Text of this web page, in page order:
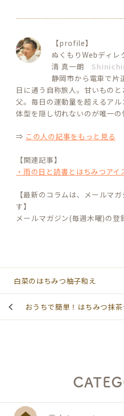
【profile】
ぬくもりWebディレ
清 真一朗
静岡市から電車で片
日に通う自称旅人。甘いもの
父。毎日の運動量を超えるア
体型を隠し切れないのが唯一の
⇒ この人の記事をもっと見る
【関連記事】
・雨の日と読書とはちみつアイ
【最新のコラムは、メールマ
す】
メールマガジン(毎週木曜)の登
白菜のはちみつ柚子和え
おうちで簡単！はちみつ抹茶